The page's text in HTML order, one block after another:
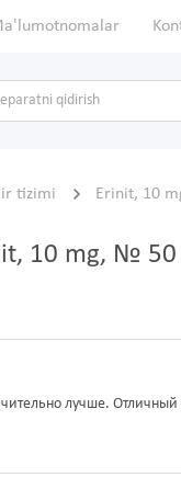
tizimi Erinit, 10
10 mg, № 50
лучше. Отличный